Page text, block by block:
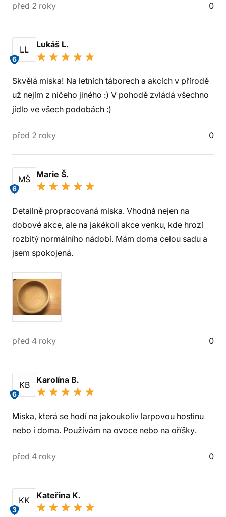
před 2 roky 0
LL
6
Lukáš L.
Skvělá miska! Na letních táborech a akcích v přírodě
už nejím z ničeho jiného :) V pohodě zvládá všechno
jídlo ve všech podobách :)
před 2 roky 0
MŠ
6
Marie Š.
Detailně propracovaná miska. Vhodná nejen na
dobové akce, ale na jakékoli akce venku, kde hrozí
rozbitý normálního nádobí. Mám doma celou sadu a
jsem spokojená.
před 4 roky 0
KB
6
Karolína B.
Miska, která se hodí na jakoukoliv larpovou hostinu
nebo i doma. Používám na ovoce nebo na oříšky.
před 4 roky 0
KK
3
Kateřina K.